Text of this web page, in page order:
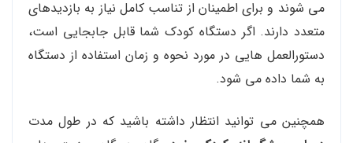
می شوند و برای اطمینان از تناسب کامل نیاز به بازدیدهای
متعدد دارند. اگر دستگاه کودک شما قابل جابجایی است،
دستورالعمل هایی در مورد نحوه و زمان استفاده از دستگاه
به شما داده می شود.
همچنین می توانید انتظار داشته باشید که در طول مدت